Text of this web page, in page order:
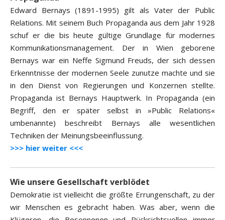
Edward Bernays (1891-1995) gilt als Vater der Public
Relations. Mit seinem Buch Propaganda aus dem Jahr 1928
schuf er die bis heute gültige Grundlage für modernes
Kommunikationsmanagement. Der in Wien geborene
Bernays war ein Neffe Sigmund Freuds, der sich dessen
Erkenntnisse der modernen Seele zunutze machte und sie
in den Dienst von Regierungen und Konzernen stellte.
Propaganda ist Bernays Hauptwerk. In Propaganda (ein
Begriff, den er später selbst in »Public Relations«
umbenannte) beschreibt Bernays alle wesentlichen
Techniken der Meinungsbeeinflussung.
>>> hier weiter <<<
Wie unsere Gesellschaft verblödet
Demokratie ist vielleicht die größte Errungenschaft, zu der
wir Menschen es gebracht haben. Was aber, wenn die